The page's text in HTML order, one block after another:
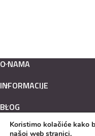
O NAMA
INFORMACIJE
BLOG
Hrvatski
Koristimo kolačiće kako
našoj web stranici.